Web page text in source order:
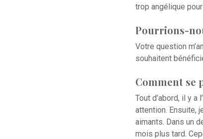
trop angélique
Pourrions-
Votre question
souhaitent
Comment se
Tout d’abord, il y
attention. Ensuite,
aimants. Dans un
mois plus tard.